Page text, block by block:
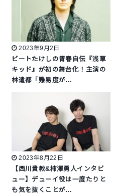
2023年9月2日
ビートたけしの青春自伝『浅草
キッド』が初の舞台化！主演の
林遣都「難易度が…
2023年8月22日
【西川貴教&柿澤勇人インタビ
ュー】デューイ役は一度たりと
も気を抜くことが…